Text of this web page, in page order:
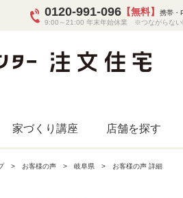
0120-991-096 【無料】
携帯・
9:00～21:00 年末年始休業 ※つながらない
家づくり講座 店舗を探す
お客様の声 岐阜県 お客様の声 詳細